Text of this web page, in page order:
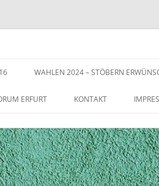
Inhalt
WAHLEN 2024 – STÖBERN
ERFURT KONTAKT